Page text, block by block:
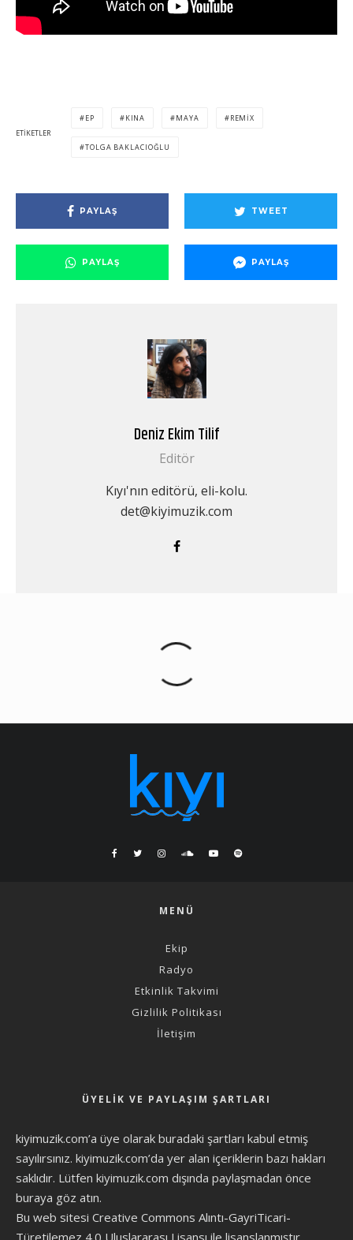
ETIKETLER
EP KINA MAYA REMIX
TOLGA BAKLACIOĞLU
PAYLAŞ TWEET
PAYLAŞ PAYLAŞ
Deniz Ekim Tilif
Editör
Kıyı'nın editörü, eli-kolu.
det@kiyimuzik.com
MENÜ
Ekip
Radyo
Etkinlik Takvimi
Gizlilik Politikası
İletişim
ÜYELIK VE PAYLAŞIM ŞARTLARI
kiyimuzik.com’a üye olarak buradaki şartları kabul etmiş
sayılırsınız. kiyimuzik.com’da yer alan içeriklerin bazı hakları
saklıdır. Lütfen kiyimuzik.com dışında paylaşmadan önce
buraya göz atın.
Bu web sitesi Creative Commons Alıntı-GayriTicari-